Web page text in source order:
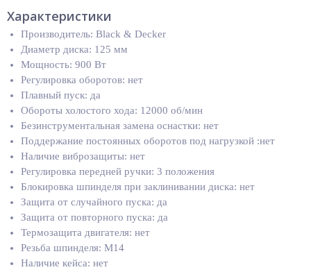
Характеристики
Производитель: Black & Decker
Диаметр диска: 125 мм
Мощность: 900 Вт
Регулировка оборотов: нет
Плавный пуск: да
Обороты холостого хода: 12000 об/мин
Безинструментальная замена оснастки: нет
Поддержание постоянных оборотов под нагрузкой :нет
Наличие виброзащиты: нет
Регулировка передней ручки: 3 положения
Блокировка шпинделя при заклинивании диска: нет
Защита от случайного пуска: да
Защита от повторного пуска: да
Термозащита двигателя: нет
Резьба шпинделя: M14
Наличие кейса: нет